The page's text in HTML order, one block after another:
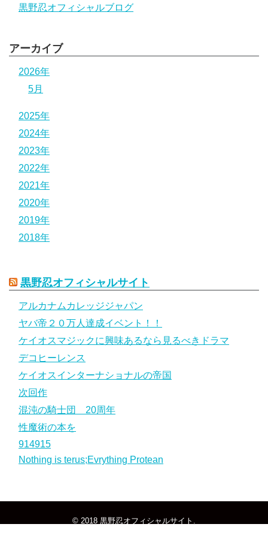
黒野忍オフィシャルブログ
アーカイブ
2026年
5月
2025年
2024年
2023年
2022年
2021年
2020年
2019年
2018年
黒野忍オフィシャルサイト
アルカナムカレッジジャパン
ヤバ帝２０万人達成イベント！！
ケイオスマジックに興味あるなら見るべきドラマ
デコヒーレンス
ケイオスインターナショナルの帝国
次回作
混沌の騎士団 20周年
性魔術の本を
914915
Nothing is terus;Evrything Protean
© 2018 黒野忍オフィシャルサイト